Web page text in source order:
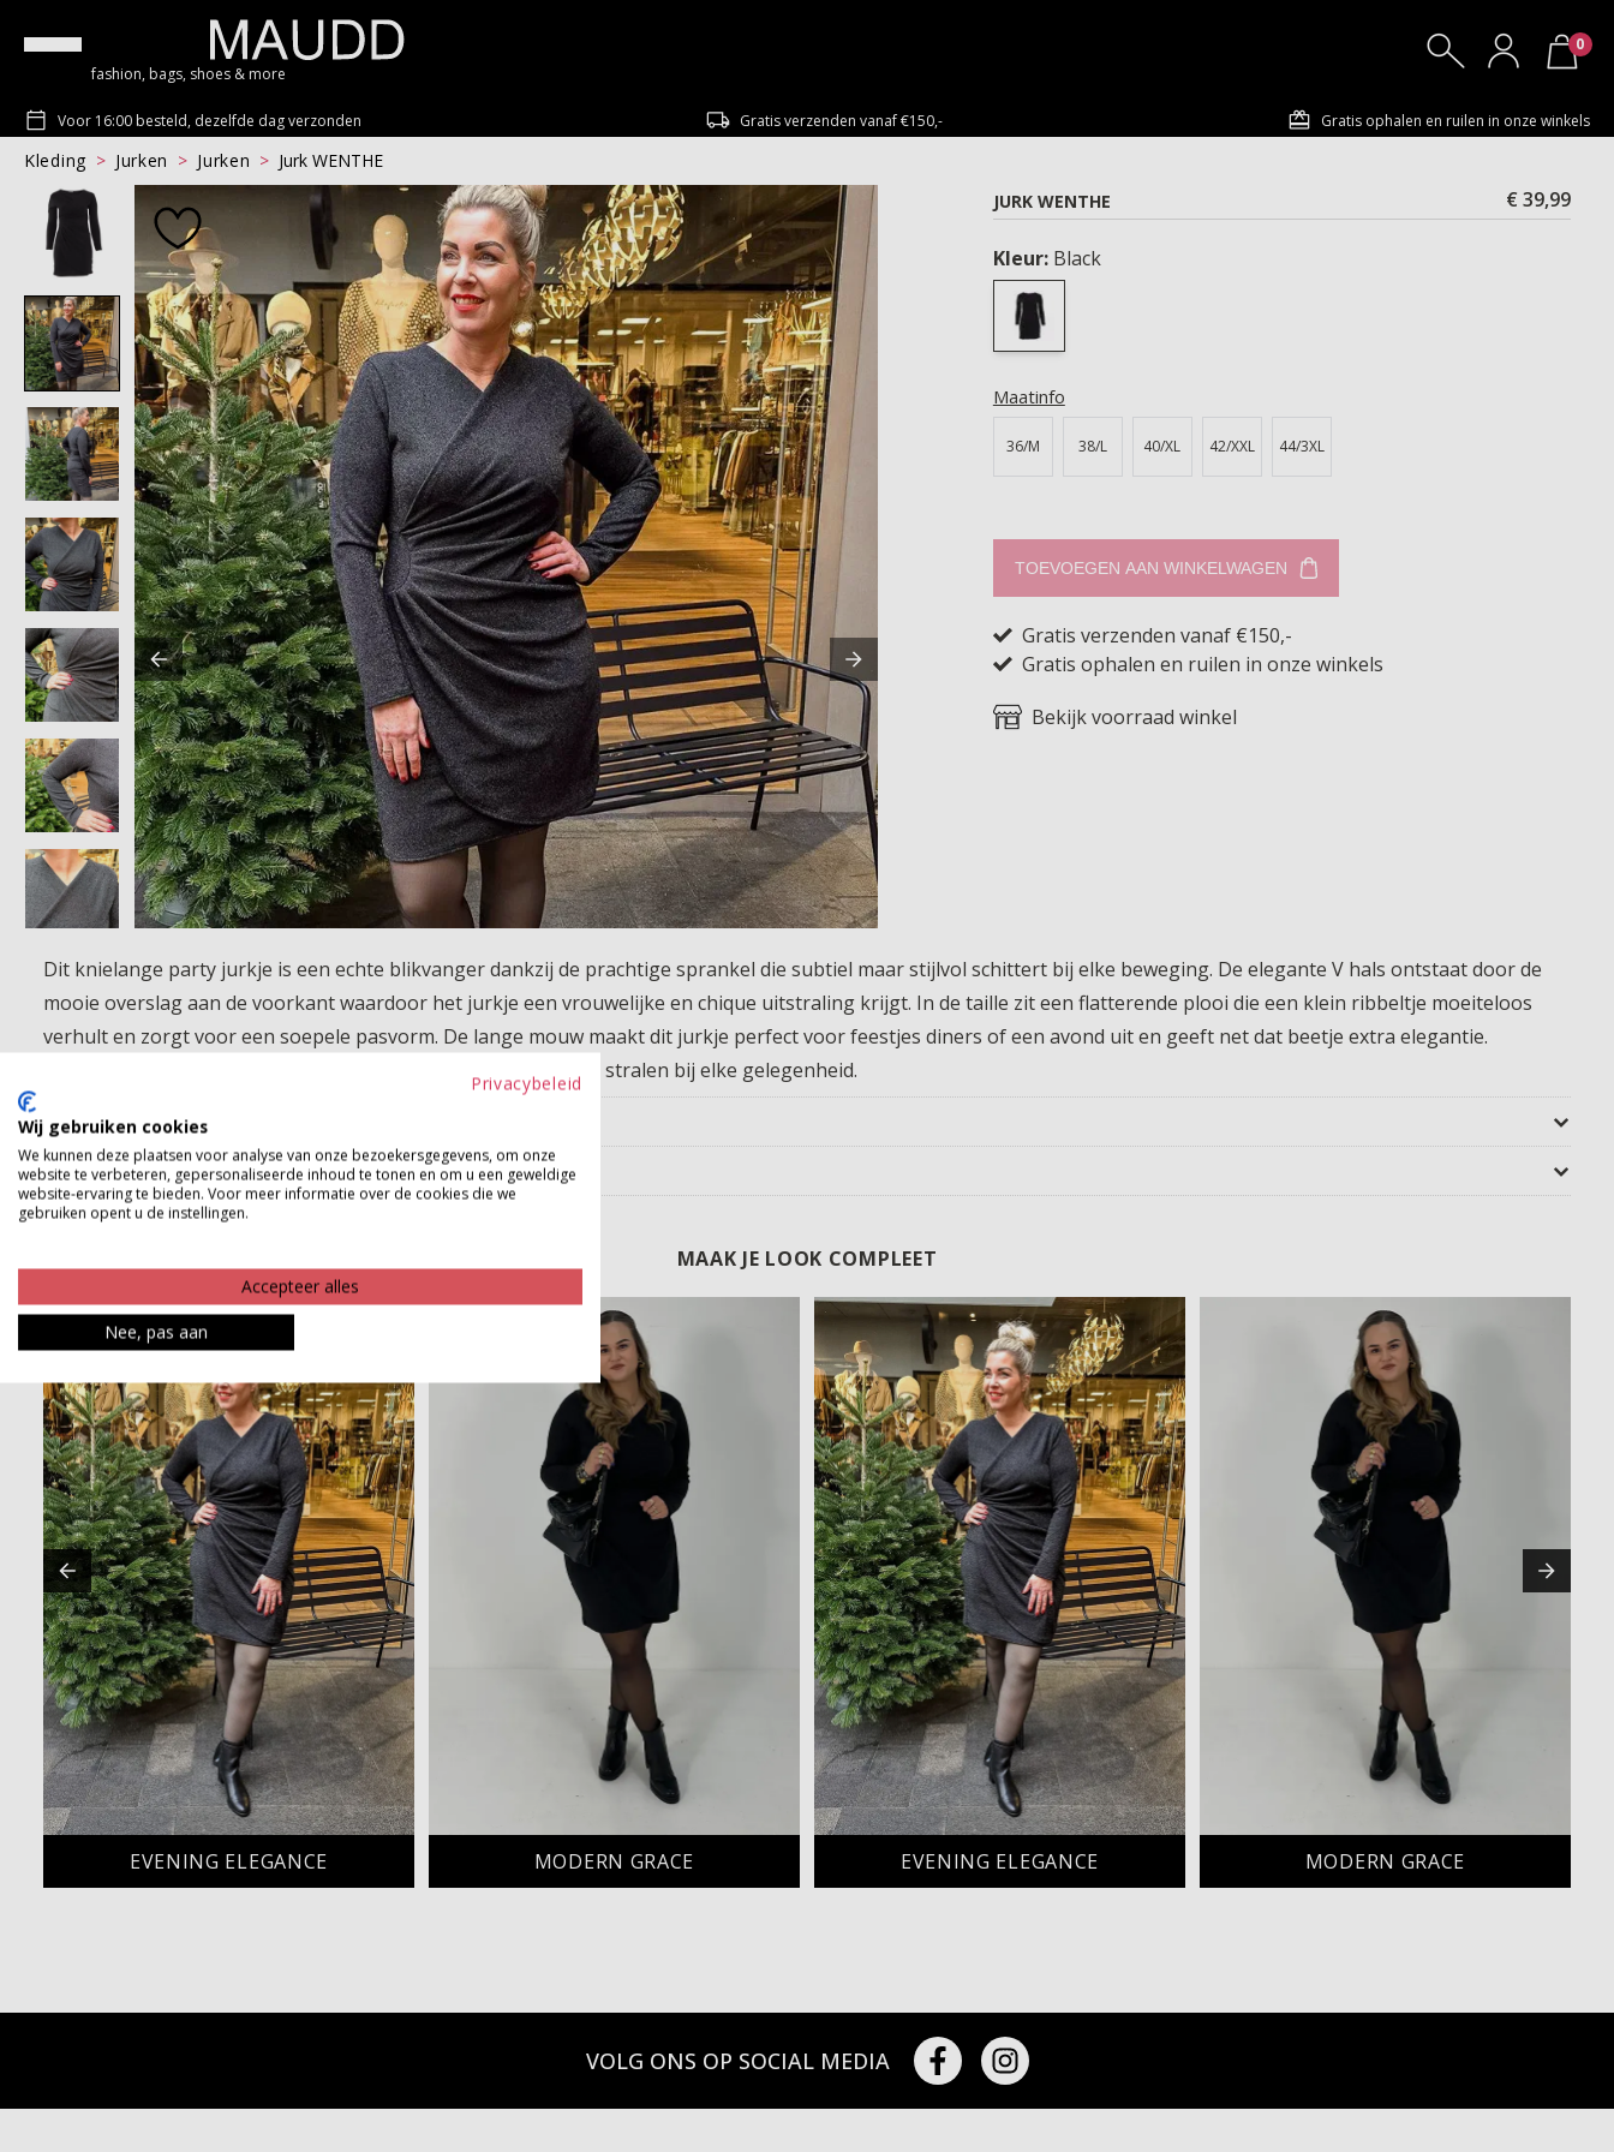
fashion, bags, shoes & more
0
Voor 16:00 besteld, dezelfde dag verzonden Gratis verzenden vanaf €150,- Gratis ophalen en ruilen in onze winkels
Kleding Jurken Jurken
Jurk WENTHE
JURK WENTHE
€ 39,99
Kleur: Black
Maatinfo
36/M 38/L 40/XL 42/XXL 44/3XL
TOEVOEGEN AAN WINKELWAGEN
Gratis verzenden vanaf €150,-
Gratis ophalen en ruilen in onze winkels
Bekijk voorraad winkel
Dit knielange party jurkje is een echte blikvanger dankzij de prachtige sprankel die subtiel maar stijlvol schittert bij elke beweging. De elegante V hals ontstaat door de
mooie overslag aan de voorkant waardoor het jurkje een vrouwelijke en chique uitstraling krijgt. In de taille zit een flatterende plooi die een klein ribbeltje moeiteloos
verhult en zorgt voor een soepele pasvorm. De lange mouw maakt dit jurkje perfect voor feestjes diners of een avond uit en geeft net dat beetje extra elegantie.
Comfortabel sprankelend en super vrouwelijk dit jurkje laat je stralen bij elke gelegenheid.
Product kenmerken
Betaalinformatie
MAAK JE LOOK COMPLEET
EVENING ELEGANCE MODERN GRACE EVENING ELEGANCE MODERN GRACE
VOLG ONS OP SOCIAL MEDIA
Privacybeleid
Wij gebruiken cookies
We kunnen deze plaatsen voor analyse van onze bezoekersgegevens, om onze
website te verbeteren, gepersonaliseerde inhoud te tonen en om u een geweldige
website-ervaring te bieden. Voor meer informatie over de cookies die we
gebruiken opent u de instellingen.
Accepteer alles
Nee, pas aan